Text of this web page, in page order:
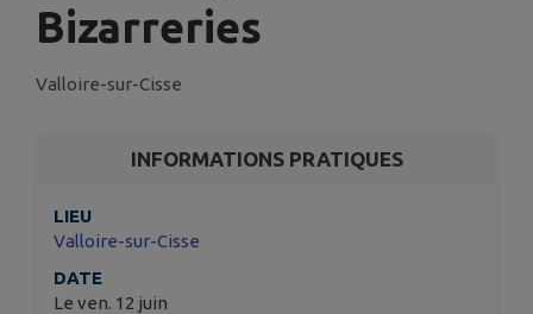
Bizarreries
Valloire-sur-Cisse
INFORMATIONS PRATIQUES
LIEU
Valloire-sur-Cisse
DATE
Le ven. 12 juin